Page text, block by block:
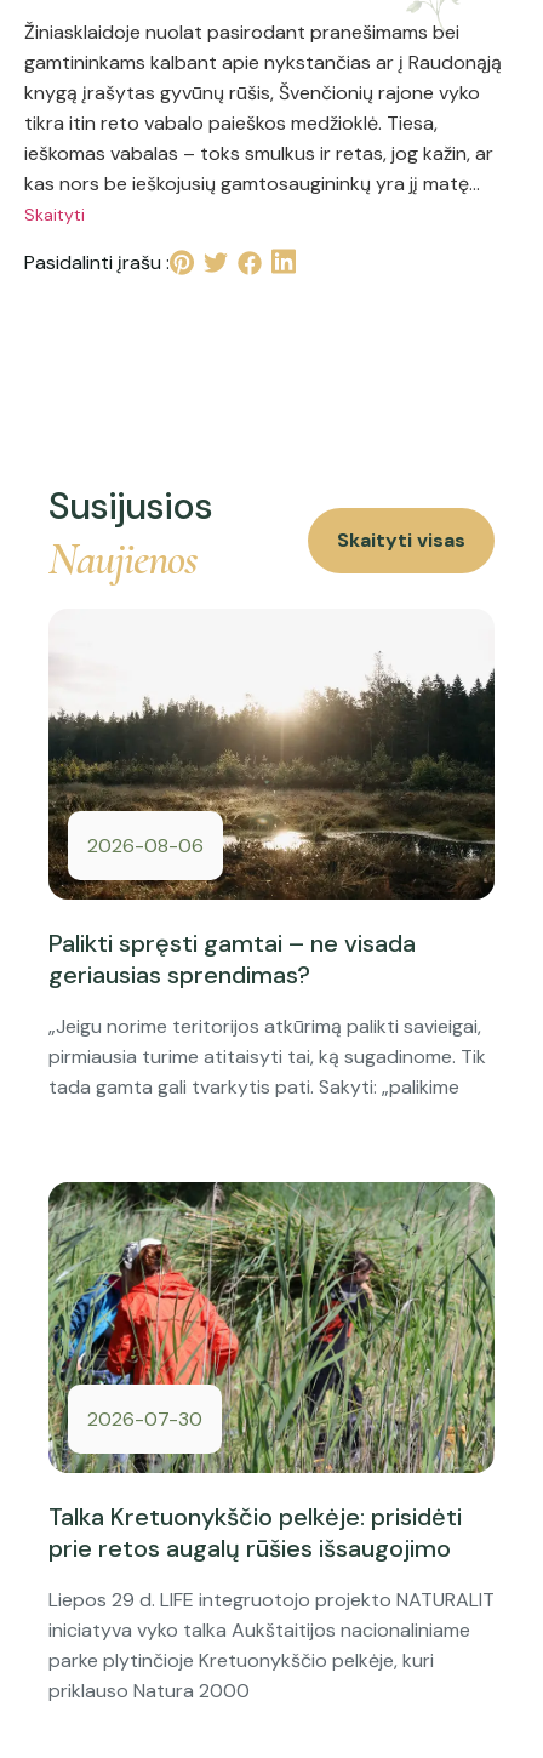
Žiniasklaidoje nuolat pasirodant pranešimams bei
gamtininkams kalbant apie nykstančias ar į Raudonąją
knygą įrašytas gyvūnų rūšis, Švenčionių rajone vyko
tikra itin reto vabalo paieškos medžioklė. Tiesa,
ieškomas vabalas – toks smulkus ir retas, jog kažin, ar
kas nors be ieškojusių gamtosaugininkų yra jį matę…
Skaityti
Pasidalinti įrašu :
Susijusios
Naujienos Skaityti visas
2026-08-06
Palikti spręsti gamtai – ne visada
geriausias sprendimas?
„Jeigu norime teritorijos atkūrimą palikti savieigai,
pirmiausia turime atitaisyti tai, ką sugadinome. Tik
tada gamta gali tvarkytis pati. Sakyti: „palikime
2026-07-30
Talka Kretuonykščio pelkėje: prisidėti
prie retos augalų rūšies išsaugojimo
Liepos 29 d. LIFE integruotojo projekto NATURALIT
iniciatyva vyko talka Aukštaitijos nacionaliniame
parke plytinčioje Kretuonykščio pelkėje, kuri
priklauso Natura 2000